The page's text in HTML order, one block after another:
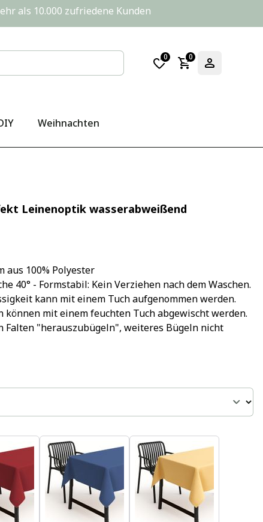
als 10.000 zufriedene Kunden
0 0
Weihnachten
Leinenoptik wasserabweißend
aus 100% Polyester
40° - Formstabil: Kein Verziehen nach dem Waschen.
kann mit einem Tuch aufgenommen werden.
können mit einem feuchten Tuch abgewischt werden.
Falten "herauszubügeln", weiteres Bügeln nicht